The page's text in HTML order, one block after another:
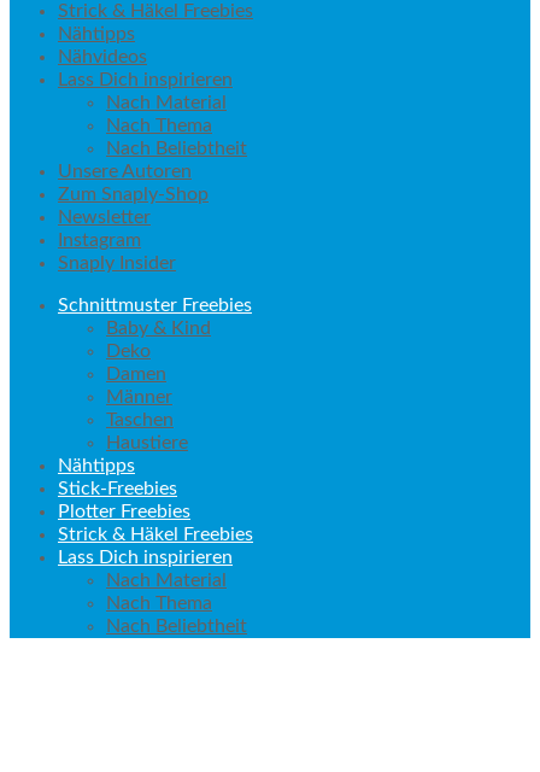
Strick & Häkel Freebies
Nähtipps
Nähvideos
Lass Dich inspirieren
Nach Material
Nach Thema
Nach Beliebtheit
Unsere Autoren
Zum Snaply-Shop
Newsletter
Instagram
Snaply Insider
Schnittmuster Freebies
Baby & Kind
Deko
Damen
Männer
Taschen
Haustiere
Nähtipps
Stick-Freebies
Plotter Freebies
Strick & Häkel Freebies
Lass Dich inspirieren
Nach Material
Nach Thema
Nach Beliebtheit